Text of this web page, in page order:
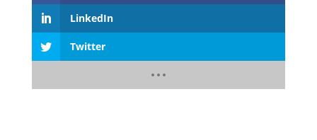
LinkedIn
Twitter